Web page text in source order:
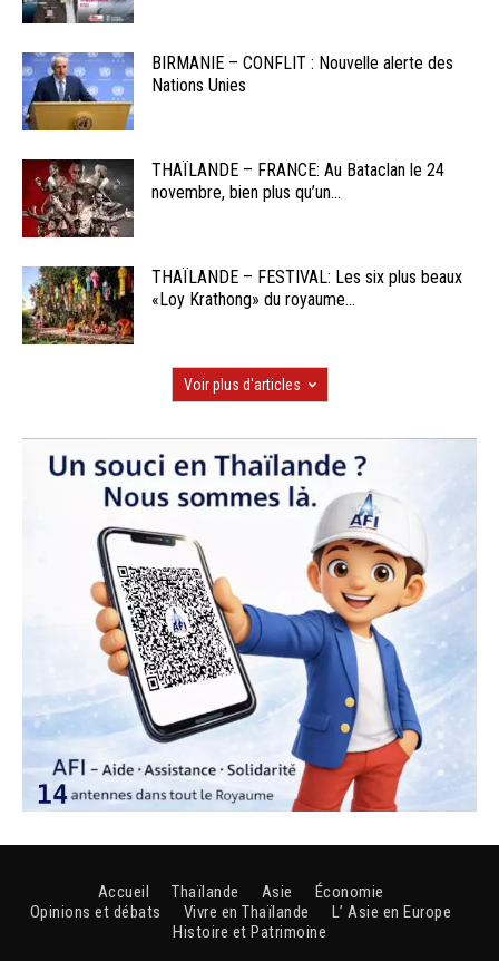
BIRMANIE – CONFLIT : Nouvelle alerte des
Nations Unies
THAÏLANDE – FRANCE: Au Bataclan le 24
novembre, bien plus qu’un...
THAÏLANDE – FESTIVAL: Les six plus beaux
«Loy Krathong» du royaume...
Voir plus d'articles
Accueil Thaïlande Asie
Économie
Opinions et débats
Vivre en Thaïlande
L’ Asie en Europe
Histoire et Patrimoine